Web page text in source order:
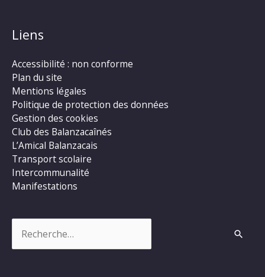
Liens
Accessibilité : non conforme
Plan du site
Mentions légales
Politique de protection des données
Gestion des cookies
Club des Balanzacaînés
L’Amical Balanzacais
Transport scolaire
Intercommunalité
Manifestations